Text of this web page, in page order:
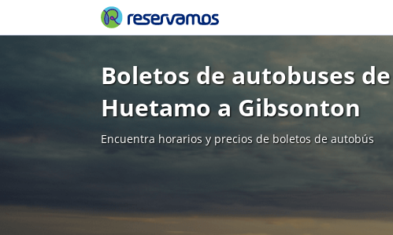
Boletos de autobuses de
Huetamo a Gibsonton
Encuentra horarios y precios de boletos de autobús